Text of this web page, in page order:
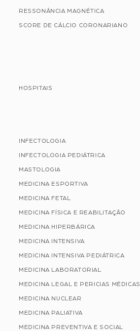
RESSONÂNCIA MAGNÉTICA
SCORE DE CÁLCIO CORONARIANO
HOSPITAIS
INFECTOLOGIA
INFECTOLOGIA PEDIÁTRICA
MASTOLOGIA
MEDICINA ESPORTIVA
MEDICINA FETAL
MEDICINA FÍSICA E REABILITAÇÃO
MEDICINA HIPERBÁRICA
MEDICINA INTENSIVA
MEDICINA INTENSIVA PEDIÁTRICA
MEDICINA LABORATORIAL
MEDICINA LEGAL E PERICIAS MÉDICAS
MEDICINA NUCLEAR
MEDICINA PALIATIVA
MEDICINA PREVENTIVA E SOCIAL